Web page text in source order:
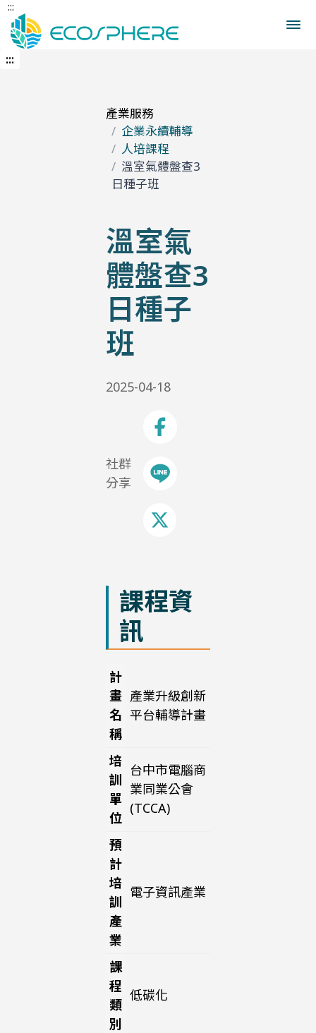
跳
到
中
內
:::
:::
產業服務
企業永續輔導
人培課程
溫室氣體盤查3
日種子班
溫室氣
體盤查3
日種子
班
2025-04-18
社群
分享
課程資
訊
計
畫
名
稱
產業升級創新
平台輔導計畫
培
訓
單
位
台中市電腦商
業同業公會
(TCCA)
預
計
培
訓
產
業
電子資訊產業
課
程
類
別
低碳化